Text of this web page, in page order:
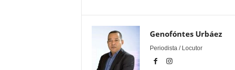
Genofóntes Urbáez
Periodista / Locutor